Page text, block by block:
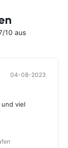
10 aus
04-08-2023
viel